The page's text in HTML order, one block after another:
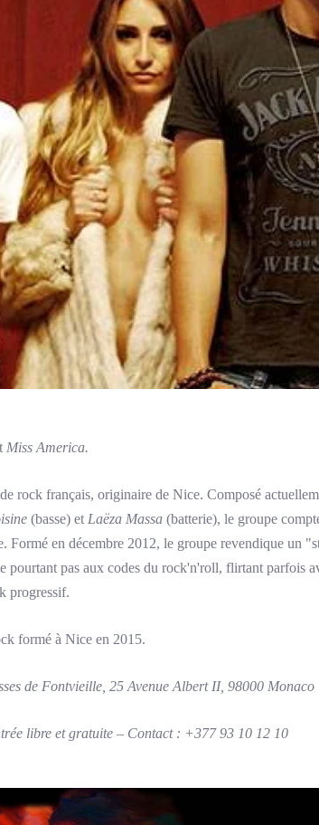
Miss America.
rock français, originaire de Nice. Composé
(basse) et Laëza Massa (batterie), le groupe
Formé en décembre 2012, le groupe revendique un
pourtant pas aux codes du rock'n'roll, flirtant parfois
progressif.
formé à Nice en 2015.
de Fontvieille, 25 Avenue Albert II, 98000 Monaco
libre et gratuite – Contact : +377 93 10 12 10